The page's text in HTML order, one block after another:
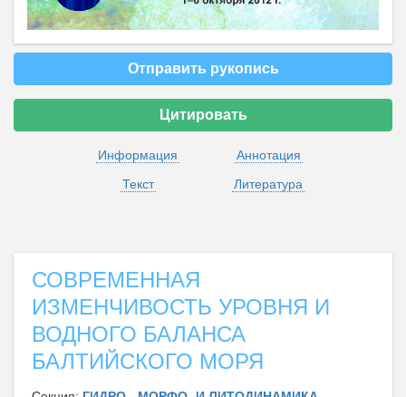
Отправить рукопись
Цитировать
Информация
Аннотация
Текст
Литература
СОВРЕМЕННАЯ
ИЗМЕНЧИВОСТЬ УРОВНЯ И
ВОДНОГО БАЛАНСА
БАЛТИЙСКОГО МОРЯ